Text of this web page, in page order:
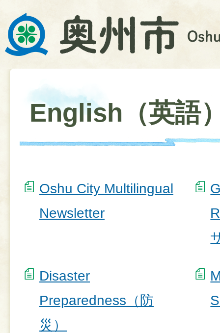
English（英語
Oshu City Multilingual
Newsletter
Disaster
Preparedness（防
災）